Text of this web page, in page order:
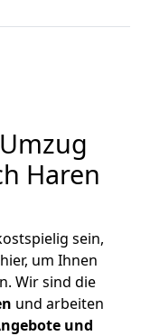
Haren
sein,
um Ihnen
Wir sind die
und arbeiten
und